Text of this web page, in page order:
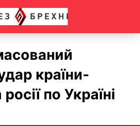
країни-
по Україні